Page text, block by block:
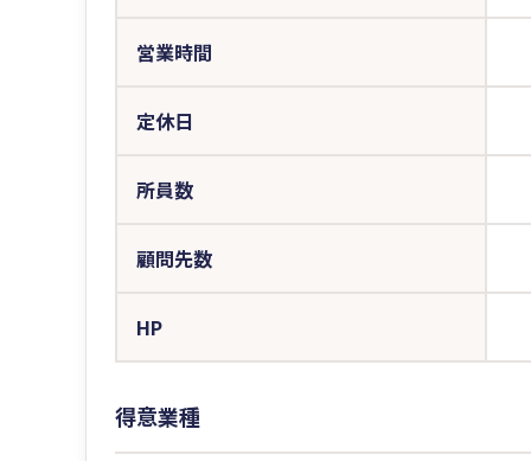
営業時間
定休日
所員数
顧問先数
HP
得意業種